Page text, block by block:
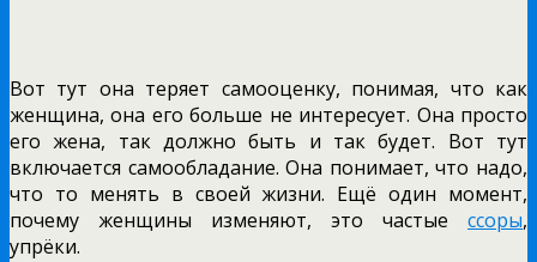
Вот тут она теряет самооценку, понимая, что как
женщина, она его больше не интересует. Она просто
его жена, так должно быть и так будет. Вот тут
включается самообладание. Она понимает, что надо,
что то менять в своей жизни. Ещё один момент,
почему женщины изменяют, это частые ссоры,
упрёки.